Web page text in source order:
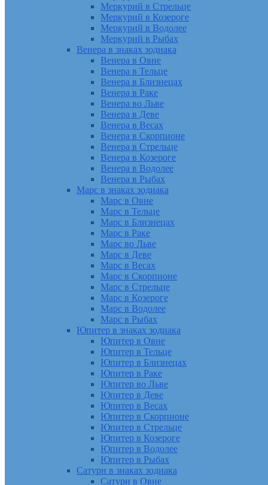
Меркурий в Стрельце
Меркурий в Козероге
Меркурий в Водолее
Меркурий в Рыбах
Венера в знаках зодиака
Венера в Овне
Венера в Тельце
Венера в Близнецах
Венера в Раке
Венера во Льве
Венера в Деве
Венера в Весах
Венера в Скорпионе
Венера в Стрельце
Венера в Козероге
Венера в Водолее
Венера в Рыбах
Марс в знаках зодиака
Марс в Овне
Марс в Тельце
Марс в Близнецах
Марс в Раке
Марс во Льве
Марс в Деве
Марс в Весах
Марс в Скорпионе
Марс в Стрельце
Марс в Козероге
Марс в Водолее
Марс в Рыбах
Юпитер в знаках зодиака
Юпитер в Овне
Юпитер в Тельце
Юпитер в Близнецах
Юпитер в Раке
Юпитер во Льве
Юпитер в Деве
Юпитер в Весах
Юпитер в Скорпионе
Юпитер в Стрельце
Юпитер в Козероге
Юпитер в Водолее
Юпитер в Рыбах
Сатурн в знаках зодиака
Сатурн в Овне